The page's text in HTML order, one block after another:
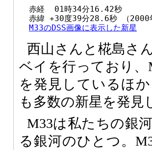
  赤経  01時34分16.42秒
赤緯 +30度39分28.6秒 （2000
M33のDSS画像に表示した新星
西山さんと椛島さ
ベイを行っており、
を発見しているほ
も多数の新星を発見
M33は私たちの銀
る銀河のひとつ。